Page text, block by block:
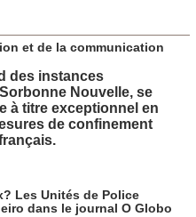
et de la communication
des instances
Nouvelle, se
à titre exceptionnel en
de confinement
Les Unités de Police
dans le journal O Globo